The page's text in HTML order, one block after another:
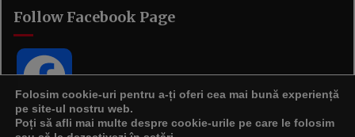
Follow Facebook Page
Facebook
Folosim cookie-uri pentru a-ți oferi cea mai bună experiență
pe site-ul nostru web.
Poți să afli mai multe despre cookie-urile pe care le folosim